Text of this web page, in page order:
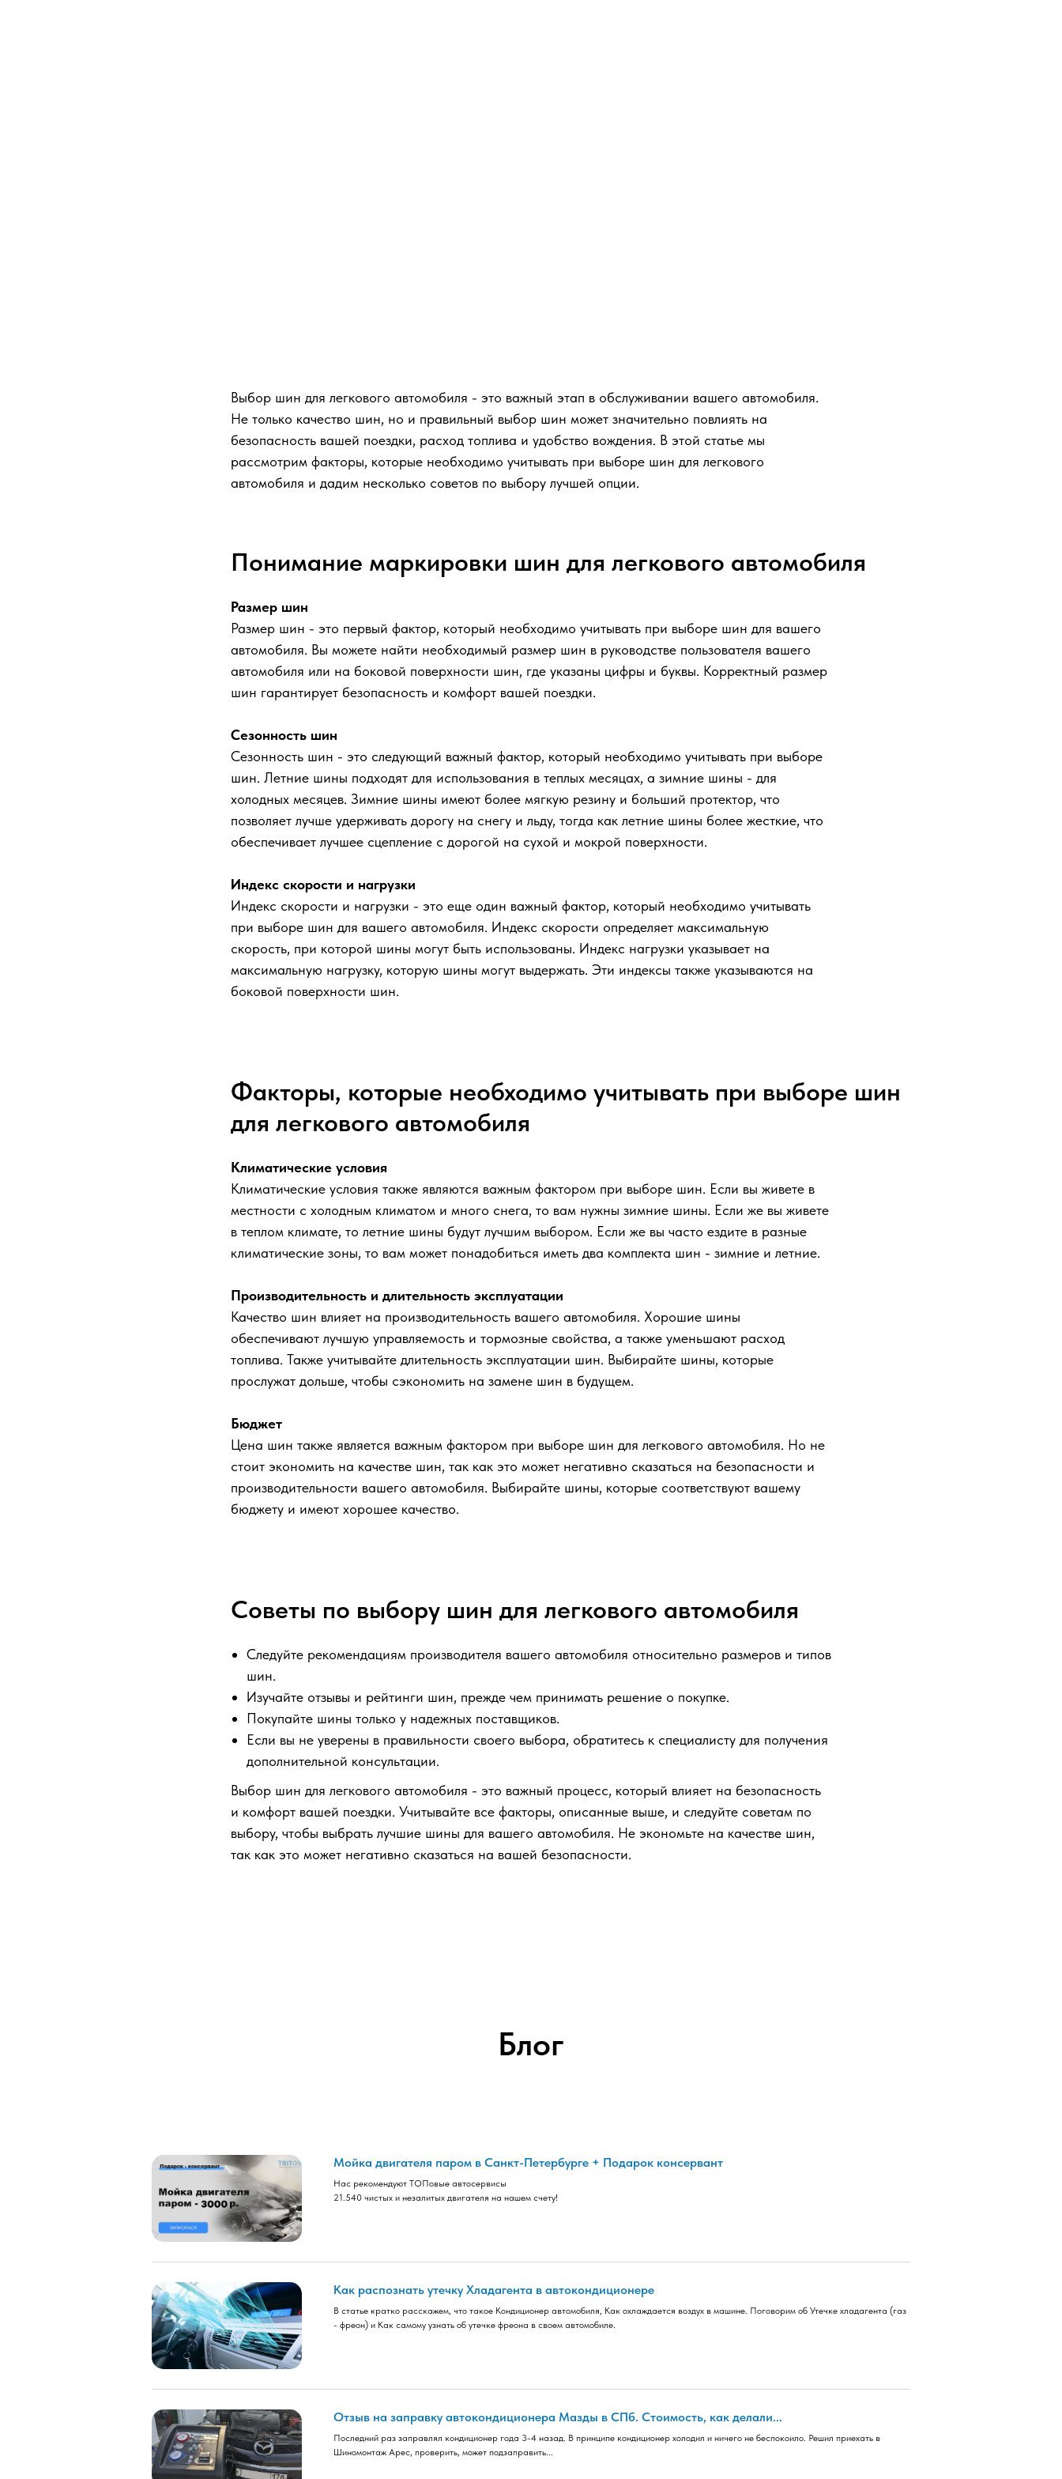
Выбор шин для легкового автомобиля - это важный этап в обслуживании вашего автомобиля.
Не только качество шин, но и правильный выбор шин может значительно повлиять на
безопасность вашей поездки, расход топлива и удобство вождения. В этой статье мы
рассмотрим факторы, которые необходимо учитывать при выборе шин для легкового
автомобиля и дадим несколько советов по выбору лучшей опции.
Понимание маркировки шин для легкового автомобиля
Размер шин
Размер шин - это первый фактор, который необходимо учитывать при выборе шин для вашего
автомобиля. Вы можете найти необходимый размер шин в руководстве пользователя вашего
автомобиля или на боковой поверхности шин, где указаны цифры и буквы. Корректный размер
шин гарантирует безопасность и комфорт вашей поездки.
Сезонность шин
Сезонность шин - это следующий важный фактор, который необходимо учитывать при выборе
шин. Летние шины подходят для использования в теплых месяцах, а зимние шины - для
холодных месяцев. Зимние шины имеют более мягкую резину и больший протектор, что
позволяет лучше удерживать дорогу на снегу и льду, тогда как летние шины более жесткие, что
обеспечивает лучшее сцепление с дорогой на сухой и мокрой поверхности.
Индекс скорости и нагрузки
Индекс скорости и нагрузки - это еще один важный фактор, который необходимо учитывать
при выборе шин для вашего автомобиля. Индекс скорости определяет максимальную
скорость, при которой шины могут быть использованы. Индекс нагрузки указывает на
максимальную нагрузку, которую шины могут выдержать. Эти индексы также указываются на
боковой поверхности шин.
Факторы, которые необходимо учитывать при выборе шин
для легкового автомобиля
Климатические условия
Климатические условия также являются важным фактором при выборе шин. Если вы живете в
местности с холодным климатом и много снега, то вам нужны зимние шины. Если же вы живете
в теплом климате, то летние шины будут лучшим выбором. Если же вы часто ездите в разные
климатические зоны, то вам может понадобиться иметь два комплекта шин - зимние и летние.
Производительность и длительность эксплуатации
Качество шин влияет на производительность вашего автомобиля. Хорошие шины
обеспечивают лучшую управляемость и тормозные свойства, а также уменьшают расход
топлива. Также учитывайте длительность эксплуатации шин. Выбирайте шины, которые
прослужат дольше, чтобы сэкономить на замене шин в будущем.
Бюджет
Цена шин также является важным фактором при выборе шин для легкового автомобиля. Но не
стоит экономить на качестве шин, так как это может негативно сказаться на безопасности и
производительности вашего автомобиля. Выбирайте шины, которые соответствуют вашему
бюджету и имеют хорошее качество.
Советы по выбору шин для легкового автомобиля
Следуйте рекомендациям производителя вашего автомобиля относительно размеров и типов
шин.
Изучайте отзывы и рейтинги шин, прежде чем принимать решение о покупке.
Покупайте шины только у надежных поставщиков.
Если вы не уверены в правильности своего выбора, обратитесь к специалисту для получения
дополнительной консультации.
Выбор шин для легкового автомобиля - это важный процесс, который влияет на безопасность
и комфорт вашей поездки. Учитывайте все факторы, описанные выше, и следуйте советам по
выбору, чтобы выбрать лучшие шины для вашего автомобиля. Не экономьте на качестве шин,
так как это может негативно сказаться на вашей безопасности.
Блог
Мойка двигателя паром в Санкт-Петербурге + Подарок консервант
Нас рекомендуют ТОПовые автосервисы
21.540 чистых и незалитых двигателя на нашем счету!
Как распознать утечку Хладагента в автокондиционере
В статье кратко расскажем, что такое Кондиционер автомобиля, Как охлаждается воздух в машине. Поговорим об Утечке хладагента (газ
- фреон) и Как самому узнать об утечке фреона в своем автомобиле.
Отзыв на заправку автокондиционера Мазды в СПб. Стоимость, как делали...
Последний раз заправлял кондиционер года 3-4 назад. В принципе кондиционер холодил и ничего не беспокоило. Решил приехать в
Шиномонтаж Арес, проверить, может подзаправить...